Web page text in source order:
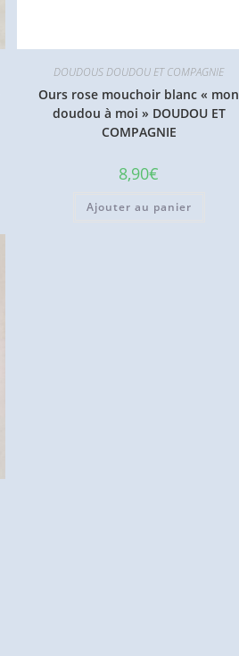
DOUDOUS DOUDOU ET COMPAGNIE
Ours rose mouchoir blanc « mon
doudou à moi » DOUDOU ET
COMPAGNIE
8,90€
Ajouter au panier